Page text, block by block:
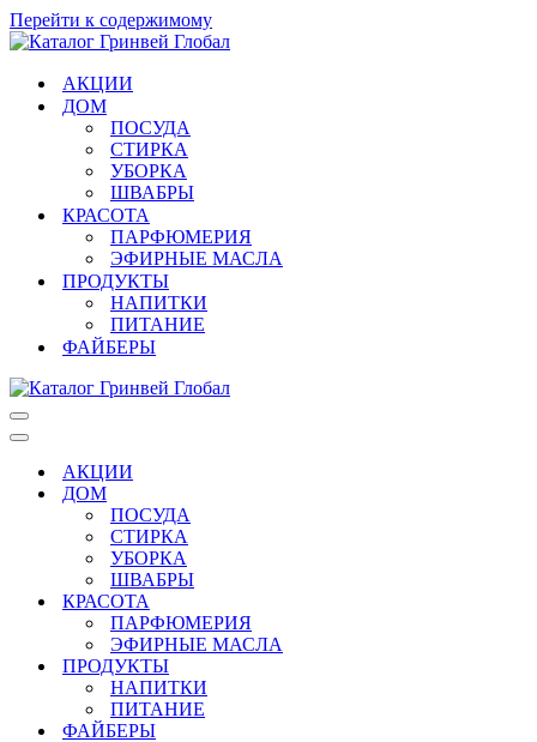
Перейти к содержимому
АКЦИИ
ДОМ
ПОСУДА
СТИРКА
УБОРКА
ШВАБРЫ
КРАСОТА
ПАРФЮМЕРИЯ
ЭФИРНЫЕ МАСЛА
ПРОДУКТЫ
НАПИТКИ
ПИТАНИЕ
ФАЙБЕРЫ
Меню
навигации
Меню
навигацииАКЦИИ
ДОМ
ПОСУДА
СТИРКА
УБОРКА
ШВАБРЫ
КРАСОТА
ПАРФЮМЕРИЯ
ЭФИРНЫЕ МАСЛА
ПРОДУКТЫ
НАПИТКИ
ПИТАНИЕ
ФАЙБЕРЫ